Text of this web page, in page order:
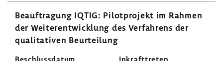
Beauf­tra­gung IQTIG: Pilot­pro­jekt im Rahmen
der Weiter­ent­wick­lung des Verfah­rens der
quali­ta­tiven Beur­tei­lung